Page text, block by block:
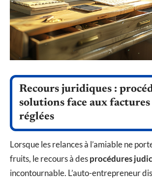
Recours juridiques :
solutions face aux
réglées
Lorsque les relances à l’amiable ne
fruits, le recours à desprocédures
incontournable. L’auto-entrepreneur